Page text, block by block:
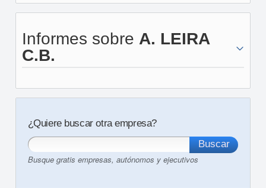
Informes sobre A. LEIRA
C.B.
¿Quiere buscar otra empresa?
Busque gratis empresas, autónomos y ejecutivos